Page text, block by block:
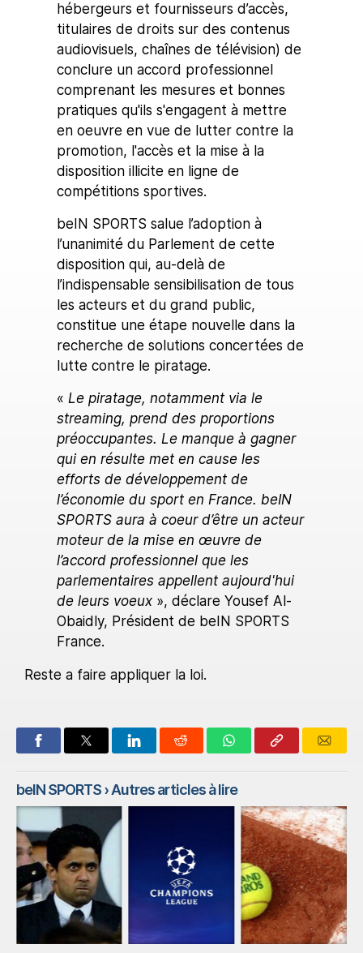
hébergeurs et fournisseurs d’accès,
titulaires de droits sur des contenus
audiovisuels, chaînes de télévision) de
conclure un accord professionnel
comprenant les mesures et bonnes
pratiques qu'ils s'engagent à mettre
en oeuvre en vue de lutter contre la
promotion, l'accès et la mise à la
disposition illicite en ligne de
compétitions sportives.
beIN SPORTS salue l’adoption à
l’unanimité du Parlement de cette
disposition qui, au-delà de
l’indispensable sensibilisation de tous
les acteurs et du grand public,
constitue une étape nouvelle dans la
recherche de solutions concertées de
lutte contre le piratage.
« Le piratage, notamment via le
streaming, prend des proportions
préoccupantes. Le manque à gagner
qui en résulte met en cause les
efforts de développement de
l’économie du sport en France. beIN
SPORTS aura à coeur d’être un acteur
moteur de la mise en œuvre de
l’accord professionnel que les
parlementaires appellent aujourd'hui
de leurs voeux », déclare Yousef Al-
Obaidly, Président de beIN SPORTS
France.
Reste a faire appliquer la loi.
beIN SPORTS› Autres articles à lire